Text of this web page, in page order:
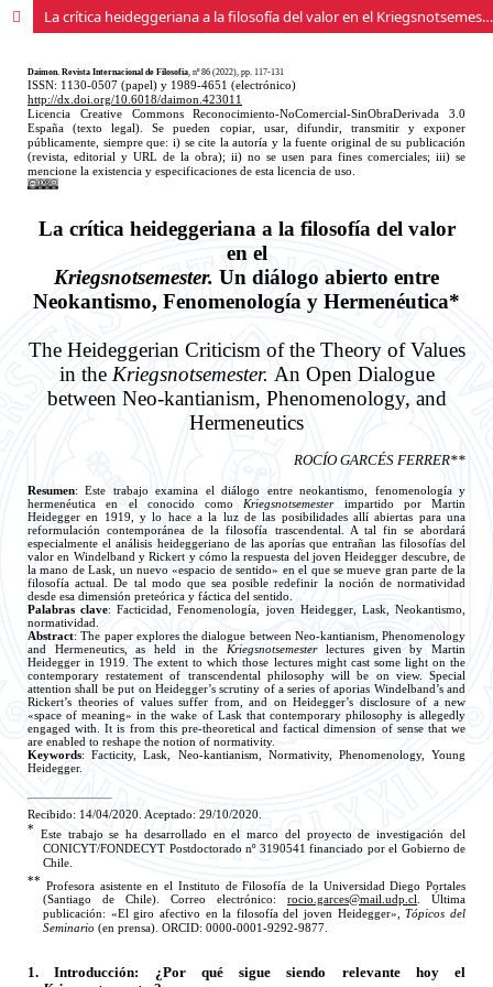
La crítica heideggeriana a la filosofía del valor en el Kriegsnotsemester. Un diálogo abierto entre Neokantismo, Fenomenología y Hermenéutica